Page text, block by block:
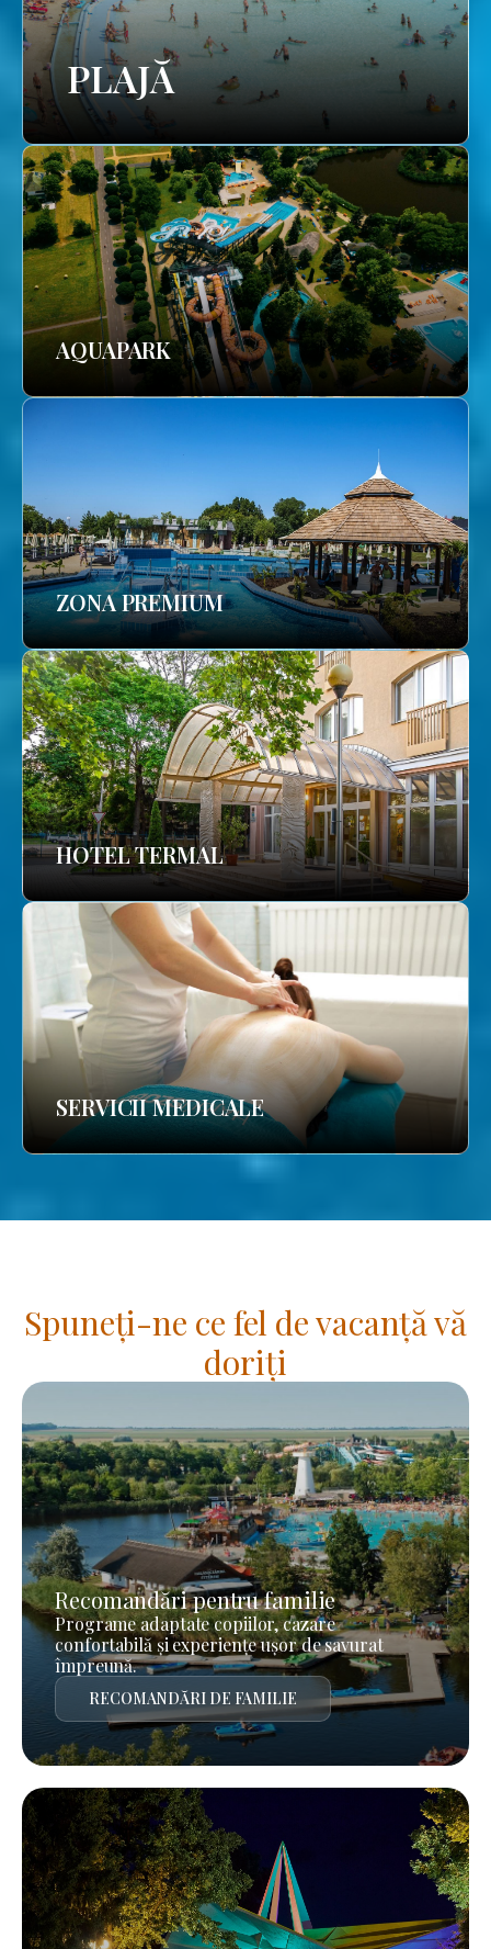
PLAJĂ
AQUAPARK
ZONA PREMIUM
HOTEL TERMAL
SERVICII MEDICALE
Spuneți-ne ce fel de vacanță vă
doriți
Recomandări pentru familie
Programe adaptate copiilor, cazare
confortabilă și experiențe ușor de savurat
împreună.
RECOMANDĂRI DE FAMILIE